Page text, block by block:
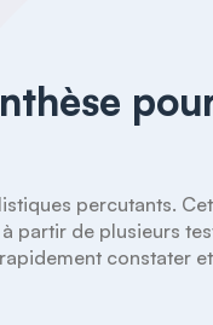
percutants.
partir de plusieurs
constater